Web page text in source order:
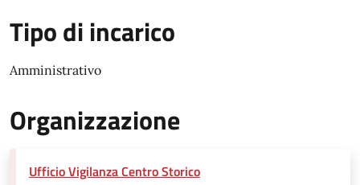
Tipo di incarico
Amministrativo
Organizzazione
Ufficio Vigilanza Centro Storico